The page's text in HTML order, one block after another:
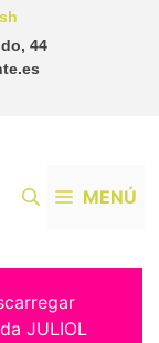
44
MENÚ
JULIOL